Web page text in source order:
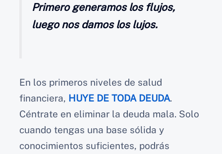
Primero generamos los flujos,
luego nos damos los lujos.
En los primeros niveles de salud
financiera, HUYE DE TODA DEUDA.
Céntrate en eliminar la deuda mala. Solo
cuando tengas una base sólida y
conocimientos suficientes, podrás